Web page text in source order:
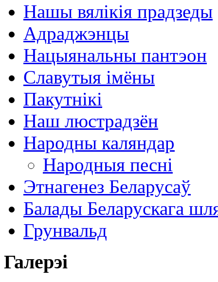
Нашы вялікія прадзеды
Адраджэнцы
Нацыянальны пантэон
Славутыя імёны
Пакутнікі
Наш люстрадзён
Народны каляндар
Народныя песні
Этнагенез Беларусаў
Балады Беларускага
Грунвальд
Галерэі